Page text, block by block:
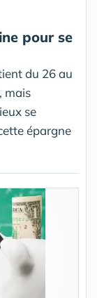
pour se
du 26 au
mais
se
épargne